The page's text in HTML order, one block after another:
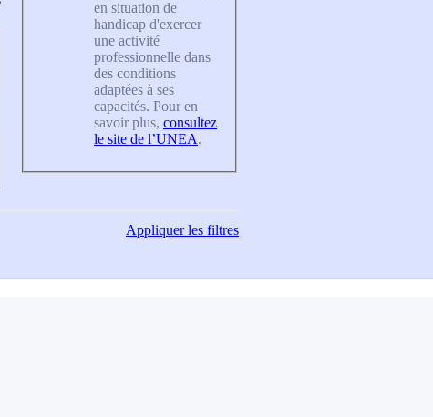
en situation de
handicap d'exercer
une activité
professionnelle dans
des conditions
adaptées à ses
capacités. Pour en
savoir plus, consultez
le site de l’UNEA.
Appliquerles filtres